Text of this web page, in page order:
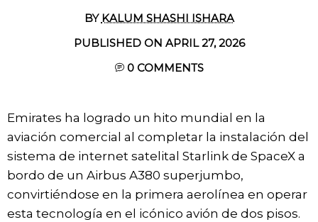
BY KALUM SHASHI ISHARA
PUBLISHED ON APRIL 27, 2026
0COMMENTS
Emirates ha logrado un hito mundial en la
aviación comercial al completar la instalación del
sistema de internet satelital Starlink de SpaceX a
bordo de un Airbus A380 superjumbo,
convirtiéndose en la primera aerolínea en operar
esta tecnología en el icónico avión de dos pisos.